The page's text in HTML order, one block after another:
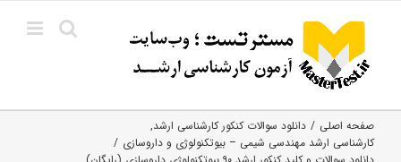
content
صفحه اصلی
دانلود سوالات کنکور کارشناسی ارشد
کارشناسی ارشد مهندسی شیمی – بیوتکنولوژی و داروسازی